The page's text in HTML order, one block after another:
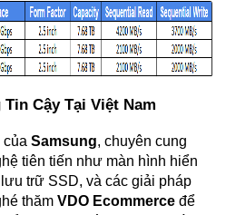
Cậy Tại Việt Nam
của Samsung, chuyên cung
tiên tiến như màn hình hiển
trữ SSD, và các giải pháp
thăm VDO Ecommerce để